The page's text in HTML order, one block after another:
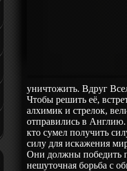
уничтожить. Вдруг
Чтобы решить её,
алхимик и стрелок,
отправились в Англию.
кто сумел получить
силу для искажения
Они должны победить
нешуточная борьба с